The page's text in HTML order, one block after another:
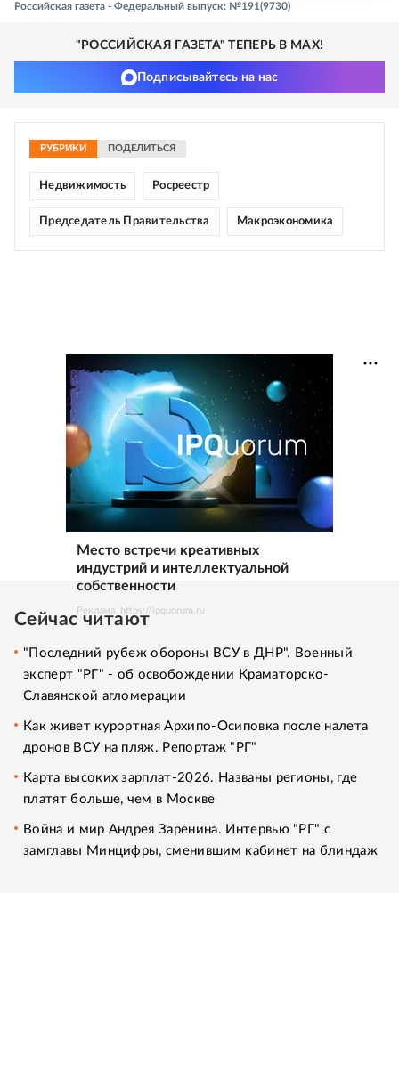
Российская газета - Федеральный выпуск: №191(9730)
"РОССИЙСКАЯ ГАЗЕТА" ТЕПЕРЬ В MAX!
Подписывайтесь на нас
РУБРИКИ ПОДЕЛИТЬСЯ
Недвижимость Росреестр
Председатель Правительства Макроэкономика
Место встречи креативных
индустрий и интеллектуальной
собственности
Реклама. https://ipquorum.ru
Сейчас читают
"Последний рубеж обороны ВСУ в ДНР". Военный
эксперт "РГ" - об освобождении Краматорско-
Славянской агломерации
Как живет курортная Архипо-Осиповка после налета
дронов ВСУ на пляж. Репортаж "РГ"
Карта высоких зарплат-2026. Названы регионы, где
платят больше, чем в Москве
Война и мир Андрея Заренина. Интервью "РГ" с
замглавы Минцифры, сменившим кабинет на блиндаж